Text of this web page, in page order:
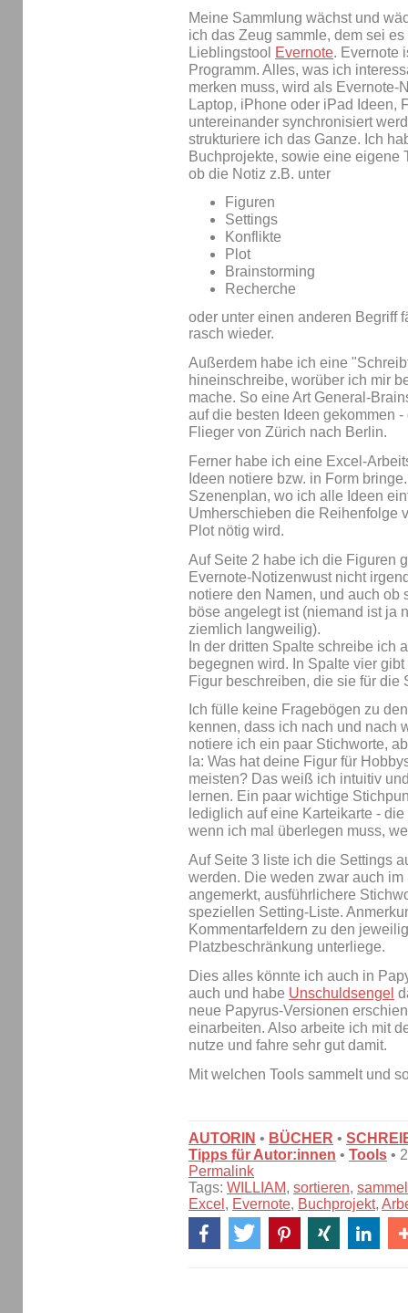
Meine Sammlung wächst und
ich das Zeug sammle, dem sei
Lieblingstool Evernote. Evernote
Programm. Alles, was ich
merken muss, wird als Evernote-
Laptop, iPhone oder iPad Ideen,
untereinander synchronisiert
strukturiere ich das Ganze. Ich
Buchprojekte, sowie eine eigene
ob die Notiz z.B. unter
Figuren
Settings
Konflikte
Plot
Brainstorming
Recherche
oder unter einen anderen Begriff
rasch wieder.
Außerdem habe ich eine
hineinschreibe, worüber ich mir
mache. So eine Art General-
auf die besten Ideen gekommen
Flieger von Zürich nach Berlin.
Ferner habe ich eine Excel-
Ideen notiere bzw. in Form
Szenenplan, wo ich alle Ideen
Umherschieben die Reihenfolge
Plot nötig wird.
Auf Seite 2 habe ich die Figuren
Evernote-Notizenwust nicht
notiere den Namen, und auch ob
böse angelegt ist (niemand ist ja
ziemlich langweilig).
In der dritten Spalte schreibe ich
begegnen wird. In Spalte vier
Figur beschreiben, die sie für die
Ich fülle keine Fragebögen zu
kennen, dass ich nach und nach
notiere ich ein paar Stichworte,
la: Was hat deine Figur für
meisten? Das weiß ich intuitiv
lernen. Ein paar wichtige
lediglich auf eine Karteikarte -
wenn ich mal überlegen muss,
Auf Seite 3 liste ich die Settings
werden. Die weden zwar auch
angemerkt, ausführlichere
speziellen Setting-Liste.
Kommentarfeldern zu den
Platzbeschränkung unterliege.
Dies alles könnte ich auch in
auch und habe Unschuldsengel
neue Papyrus-Versionen
einarbeiten. Also arbeite ich mit
nutze und fahre sehr gut damit.
Mit welchen Tools sammelt und
AUTORIN • BÜCHER •
Tipps für Autor:innen • Tools •
Permalink
Tags: WILLIAM, sortieren,
Excel , Evernote, Buchprojekt,